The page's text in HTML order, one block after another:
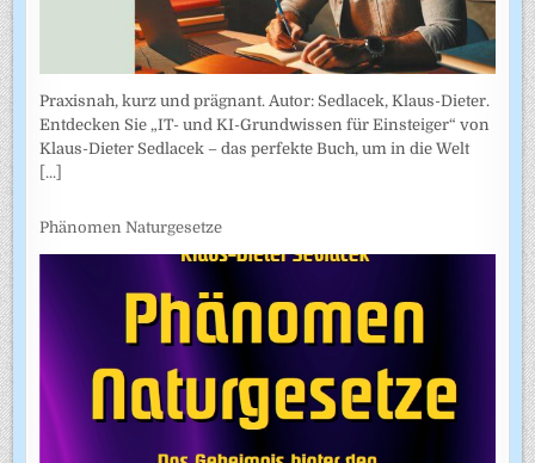
Praxisnah, kurz und prägnant. Autor: Sedlacek, Klaus-Dieter.
Entdecken Sie „IT- und KI-Grundwissen für Einsteiger“ von
Klaus-Dieter Sedlacek – das perfekte Buch, um in die Welt
[...]
Phänomen Naturgesetze